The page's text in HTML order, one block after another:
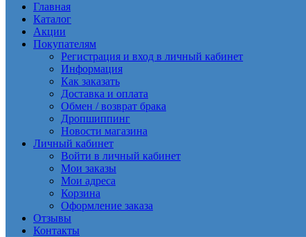
Главная
Каталог
Акции
Покупателям
Регистрация и вход в личный кабинет
Информация
Как заказать
Доставка и оплата
Обмен / возврат брака
Дропшиппинг
Новости магазина
Личный кабинет
Войти в личный кабинет
Мои заказы
Мои адреса
Корзина
Оформление заказа
Отзывы
Контакты